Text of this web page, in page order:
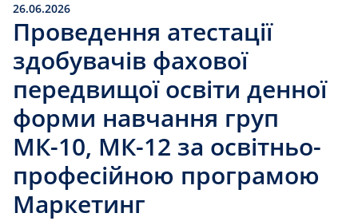
26.06.2026
Проведення атестації
здобувачів фахової
передвищої освіти денної
форми навчання груп
МК-10, МК-12 за освітньо-
професійною програмою
Маркетинг